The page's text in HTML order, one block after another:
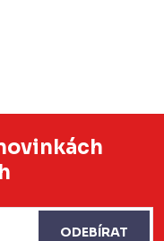
ODEBÍRAT